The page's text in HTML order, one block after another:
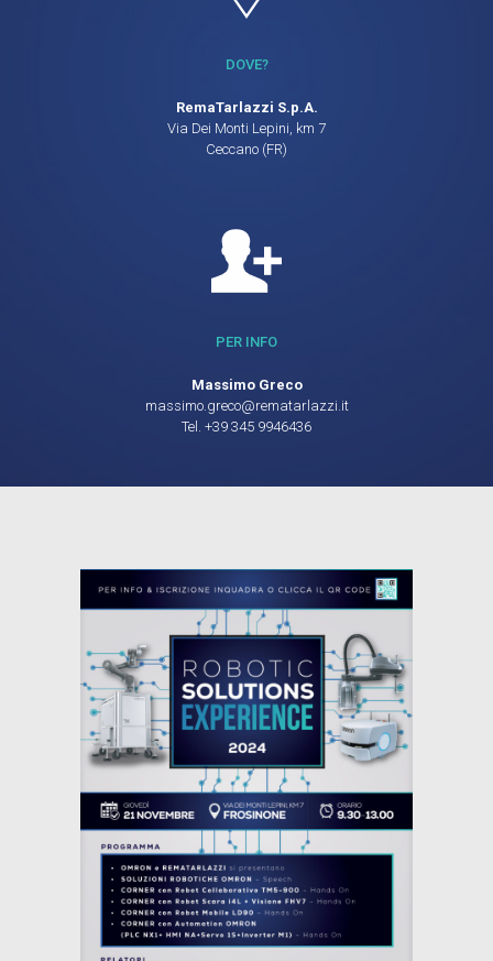
DOVE?
RemaTarlazzi S.p.A.
Via Dei Monti Lepini, km 7
Ceccano (FR)
PER INFO
Massimo Greco
massimo.greco@rematarlazzi.it
Tel. +39 345 9946436